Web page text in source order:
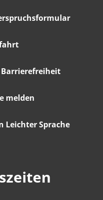
melden
Leichter Sprache